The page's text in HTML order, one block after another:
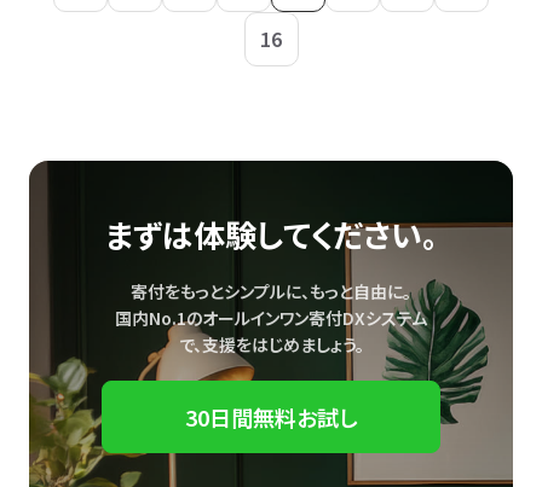
16
まずは体験してください。
寄付をもっとシンプルに、もっと自由に。
国内No.1のオールインワン寄付DXシステム
で、支援をはじめましょう。
30日間無料お試し